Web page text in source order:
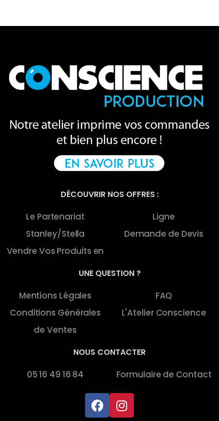
DÉCOUVRIR NOS OFFRES :
Le Partenariat
Stanley/Stella
Vendre Vos Produits en
Ligne
Demande de Devis
UNE QUESTION ?
Mentions Légales
Conditions Générales
de Ventes
FAQ
L'Atelier Conscience
NOUS CONTACTER
05 16 49 16 84 Formulaire de Contact